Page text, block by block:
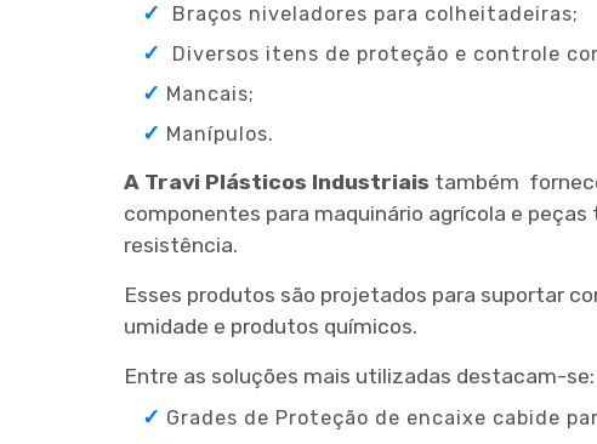
Braços niveladores para colheitadeiras;
Diversos itens de proteção e controle
Mancais;
Manípulos.
A Travi Plásticos Industriais também
componentes para maquinário agrícola e
resistência.
Esses produtos são projetados para suportar
umidade e produtos químicos.
Entre as soluções mais utilizadas destacam-se:
Grades de Proteção de encaixe cabide